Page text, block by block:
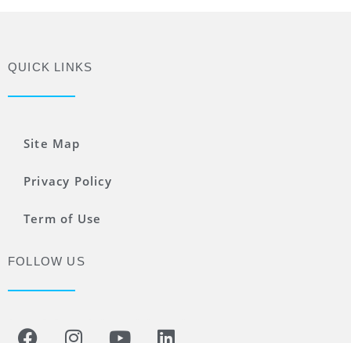
QUICK LINKS
Site Map
Privacy Policy
Term of Use
FOLLOW US